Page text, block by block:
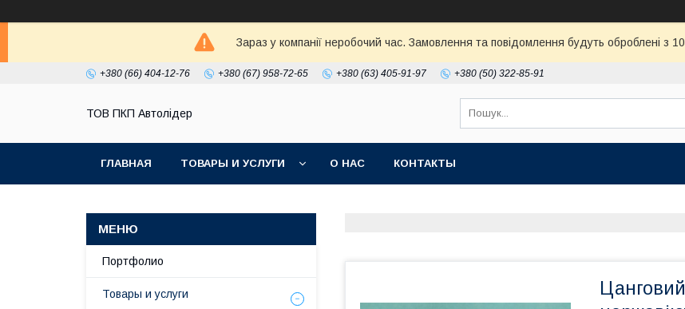
Зараз у компанії неробочий час. Замовлення та повідомлення будуть оброблені з
+380 (66) 404-12-76 +380 (67) 958-72-65 +380 (63) 405-91-97 +380 (50) 322-85-91
ТОВ ПКП Автолідер
ГЛАВНАЯ ТОВАРЫ И УСЛУГИ О НАС КОНТАКТЫ
Портфолио
Товары и услуги